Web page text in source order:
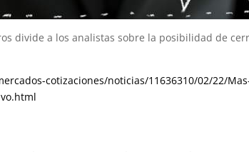
divide a los analistas sobre la posibilidad de
cotizaciones/noticias/11636310/02/22/